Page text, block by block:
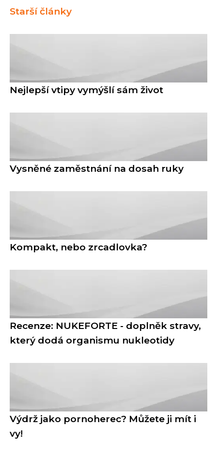
Starší články
Nejlepší vtipy vymýšlí sám život
Vysněné zaměstnání na dosah ruky
Kompakt, nebo zrcadlovka?
Recenze: NUKEFORTE - doplněk stravy,
který dodá organismu nukleotidy
Výdrž jako pornoherec? Můžete ji mít i
vy!